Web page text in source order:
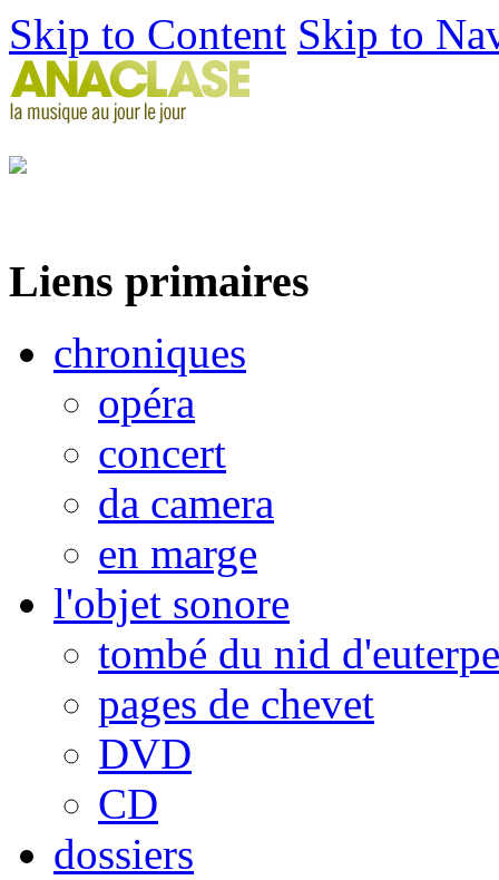
Skip to Content Skip to
Liens primaires
chroniques
opéra
concert
da camera
en marge
l'objet sonore
tombé du nid d'euterpe
pages de chevet
DVD
CD
dossiers